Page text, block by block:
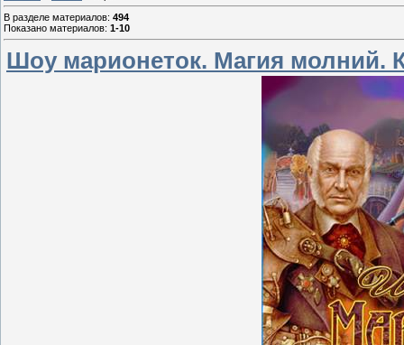
В разделе материалов: 494
Показано материалов: 1-10
Шоу марионеток. Магия молний.